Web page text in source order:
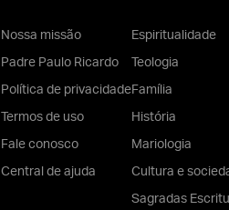
Nossa missão
Padre Paulo Ricardo
Política de privacidade
Termos de uso
Fale conosco
Central de ajuda
Espiritualidade
Teologia
Família
História
Mariologia
Cultura e
Sagradas